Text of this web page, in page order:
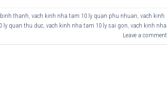
thanh, vach kinh nha tam 10 ly quan phu nhuan, vach kinh
ly quan thu duc, vach kinh nha tam 10 ly sai gon, vach kinh nha
Leave a comment